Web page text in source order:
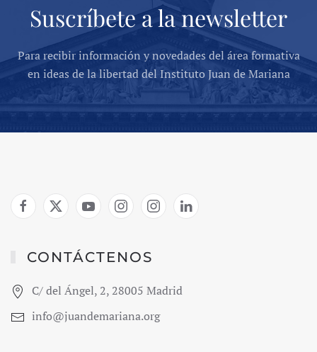
Suscríbete a la newsletter
Para recibir información y novedades del área formativa
en ideas de la libertad del Instituto Juan de Mariana
CONTÁCTENOS
C/ del Ángel, 2, 28005 Madrid
info@juandemariana.org